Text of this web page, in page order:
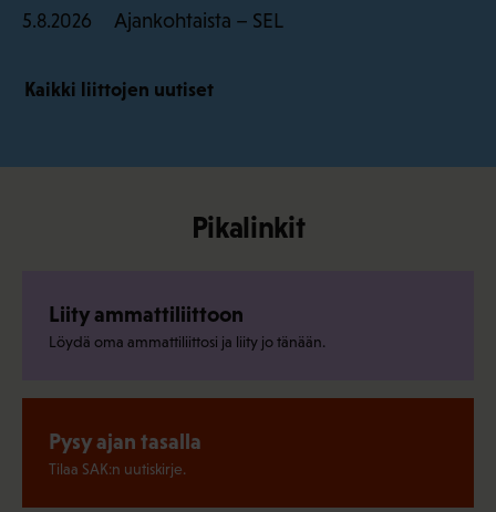
5.8.2026 Ajankohtaista – SEL
Kaikki liittojen uutiset
Pikalinkit
Liity ammattiliittoon
Löydä oma ammattiliittosi ja liity jo tänään.
Pysy ajan tasalla
Tilaa SAK:n uutiskirje.